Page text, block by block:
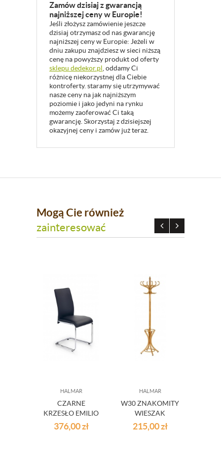
Zamów dzisiaj z gwarancją
najniższej ceny w Europie!
Jeśli złożysz zamówienie jeszcze
dzisiaj otrzymasz od nas gwarancję
najniższej ceny w Europie: Jeżeli w
dniu zakupu znajdziesz w sieci niższą
cenę na powyższy produkt od oferty
sklepu dedekor.pl, oddamy Ci
różnicę niekorzystnej dla Ciebie
kontroferty. staramy się utrzymywać
nasze ceny na jak najniższym
poziomie i jako jedyni na rynku
możemy zaoferować Ci taką
gwarancję. Skorzystaj z dzisiejszej
okazyjnej ceny i zamów już teraz.
Mogą Cie również
zainteresować
HALMAR
CZARNE
KRZESŁO EMILIO
376,00zł
HALMAR
W30 ZNAKOMITY
WIESZAK
STOJĄCY OLCHA
215,00zł